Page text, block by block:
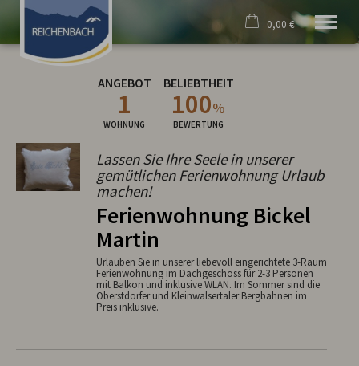
Willkommen
Freizeit & Aktivität
Wetter & mehr
0,00 €
Lassen Sie Ihre Seele in unserer
gemütlichen Ferienwohnung Urlaub
machen!
Ferienwohnung Bickel
Martin
Urlauben Sie in unserer liebevoll eingerichtete 3-Raum
Ferienwohnung im Dachgeschoss für 2-3 Personen
mit Balkon und inklusive WLAN. Im Sommer sind die
Oberstdorfer und Kleinwalsertaler Bergbahnen im
Preis inklusive.
ANGEBOT
1
WOHNUNG
BELIEBTHEIT
100%
BEWERTUNG